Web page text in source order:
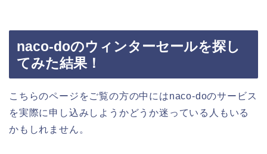
naco-doのウィンターセールを探し
てみた結果！
こちらのページをご覧の方の中にはnaco-doのサービス
を実際に申し込みしようかどうか迷っている人もいる
かもしれません。